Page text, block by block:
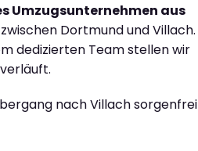
Umzugsunternehmen aus
Dortmund und Villach.
dedizierten Team stellen wir
nach Villach sorgenfrei